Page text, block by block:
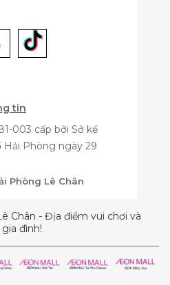
tin
003 cấp bởi Sở kế
Hải Phòng ngày 29
Phòng Lê Chân
Chân - Địa điểm vui chơi và
đình!